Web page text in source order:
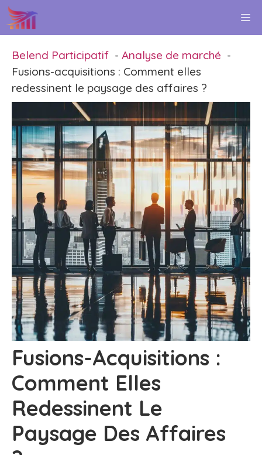
Aller
au
Belend Participatif
Analyse de marché
Fusions-acquisitions : Comment elles
redessinent le paysage des affaires ?
Fusions-Acquisitions :
Comment Elles
Redessinent Le
Paysage Des Affaires